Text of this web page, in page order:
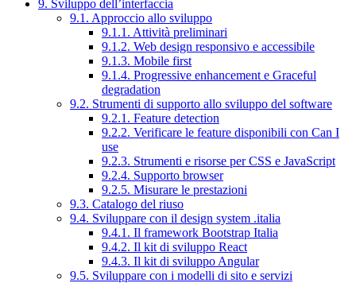
9. Sviluppo dell’interfaccia
9.1. Approccio allo sviluppo
9.1.1. Attività preliminari
9.1.2. Web design responsivo e accessibile
9.1.3. Mobile first
9.1.4. Progressive enhancement e Graceful
degradation
9.2. Strumenti di supporto allo sviluppo del software
9.2.1. Feature detection
9.2.2. Verificare le feature disponibili con Can I
use
9.2.3. Strumenti e risorse per CSS e JavaScript
9.2.4. Supporto browser
9.2.5. Misurare le prestazioni
9.3. Catalogo del riuso
9.4. Sviluppare con il design system .italia
9.4.1. Il framework Bootstrap Italia
9.4.2. Il kit di sviluppo React
9.4.3. Il kit di sviluppo Angular
9.5. Sviluppare con i modelli di sito e servizi